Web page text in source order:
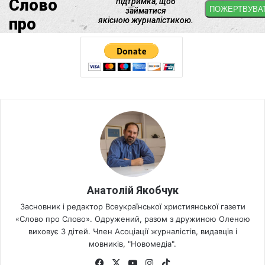
Анатолій Якобчук
Засновник і редактор Всеукраїнської християнської газети
«Слово про Слово». Одружений, разом з дружиною Оленою
виховує 3 дітей. Член Асоціації журналістів, видавців і
мовників, "Новомедіа".
Fa
X
Yo
Ins